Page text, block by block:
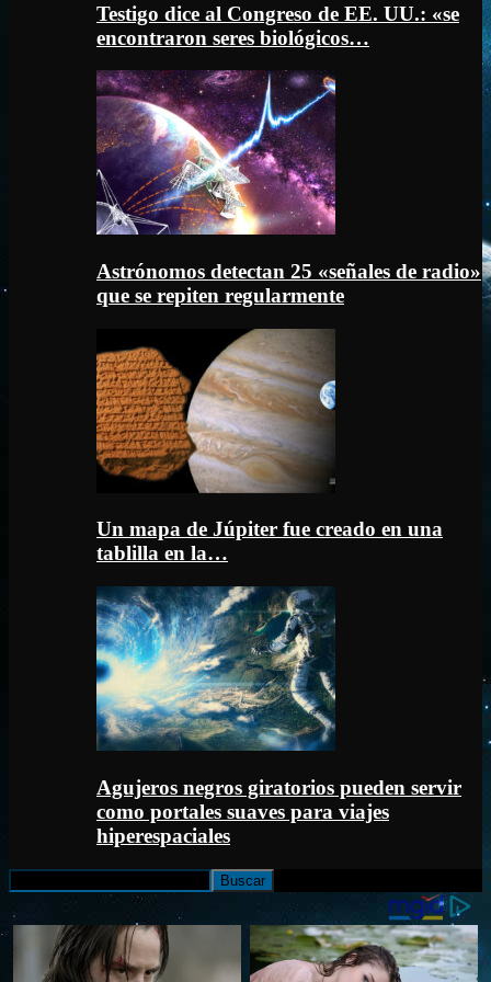
Testigo dice al Congreso de EE. UU.: «se
encontraron seres biológicos…
Astrónomos detectan 25 «señales de radio»
que se repiten regularmente
Un mapa de Júpiter fue creado en una
tablilla en la…
Agujeros negros giratorios pueden servir
como portales suaves para viajes
hiperespaciales